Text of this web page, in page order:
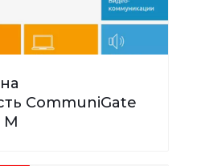
CommuniGate
М